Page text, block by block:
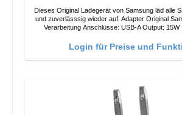
Dieses Original Ladegerät von Samsung läd alle
und zuverlässsig wieder auf. Adapter Original Samsung Hochwertige
Verarbeitung Anschlüsse: USB-A Output:
Login für Preise und